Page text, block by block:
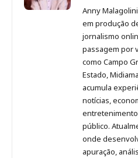
Malagolini
no
Pinterest
no
Anny
em produção
jornalismo
passagem por
como Campo
Estado,
acumula
notícias,
público.
onde
apuração,